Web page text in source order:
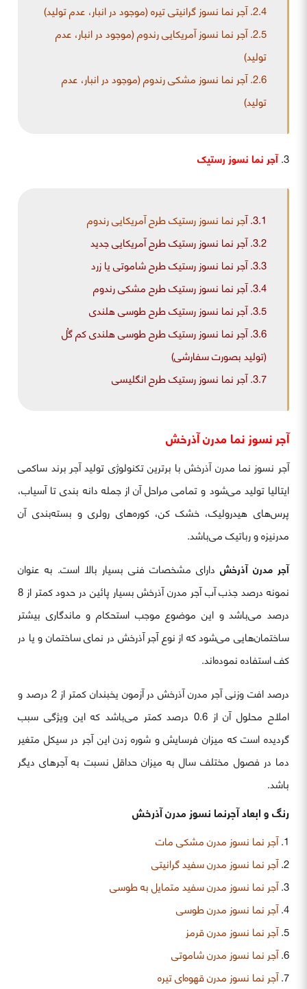
2.4. آجر نما نسوز گرانیتی تیره (موجود در انبار، عدم تولید)
2.5. آجر نما نسوز آمریکایی رندوم (موجود در انبار، عدم
تولید)
2.6. آجر نما نسوز مشکی رندوم (موجود در انبار، عدم
تولید)
آجر نما نسوز رستیک
3.1. آجر نما نسوز رستیک طرح آمریکایی رندوم
3.2. آجر نما نسوز رستیک طرح آمریکایی جدید
3.3. آجر نما نسوز رستیک طرح شاموتی یا زرد
3.4. آجر نما نسوز رستیک طرح مشکی رندوم
3.5. آجر نما نسوز رستیک طرح طوسی هلندی
3.6. آجر نما نسوز رستیک طرح طوسی هلندی کم گُل
(تولید بصورت سفارشی)
3.7. آجر نما نسوز رستیک طرح انگلیسی
آجر نسوز نما مدرن آذرخش
آجر نسوز نما مدرن آذرخش با برترین تکنولوژی تولید آجرِ برند ساکمی
ایتالیا تولید می‌شود و تمامی مراحل آن از جمله دانه بندی تا آسیاب،
پرس‌های هیدرولیک، خشک کن، کوره‌های رولری و بسته‌بندی آن
مدرنیزه و رباتیک می‌باشد.
آجر مدرن آذرخش دارای مشخصات فنی بسیار بالا است. به عنوان
نمونه درصد جذب آب آجر مدرن آذرخش بسیار پائین در حدود کمتر از 8
درصد می‌باشد و این موضوع موجب استحکام و ماندگاری بیشتر
ساختمان‌هایی می‌شود که از نوع آجر آذرخش در نمای ساختمان و یا در
کف استفاده نموده‌اند.
درصد افت وزنی آجر مدرن آذرخش در آزمون یخبندان کمتر از 2 درصد و
املاح محلول آن از 0.6 درصد کمتر می‌باشد که این ویژگی سبب
گردیده است که میزان فرسایش و شوره زدن این آجر در سیکل متغیر
دما در فصول مختلف سال به میزان حداقل نسبت به آجرهای دیگر
باشد.
رنگ‌ و ابعاد آجرنما نسوز مدرن آذرخش
آجر نما نسوز مدرن مشکی مات
آجر نما نسوز مدرن سفید گرانیتی
آجر نما نسوز مدرن سفید متمایل به طوسی
آجر نما نسوز مدرن طوسی
آجر نما نسوز مدرن قرمز
آجر نما نسوز مدرن شاموتی
آجر نما نسوز مدرن قهوه‌ای تیره